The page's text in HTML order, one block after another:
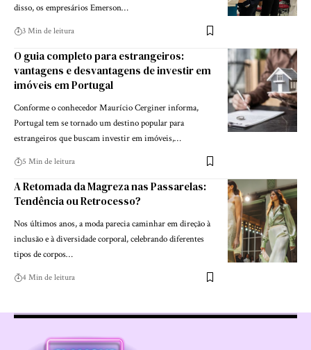
disso, os empresários Emerson…
3 Min de leitura
O guia completo para estrangeiros:
vantagens e desvantagens de investir em
imóveis em Portugal
Conforme o conhecedor Maurício Cerginer informa,
Portugal tem se tornado um destino popular para
estrangeiros que buscam investir em imóveis,…
5 Min de leitura
A Retomada da Magreza nas Passarelas:
Tendência ou Retrocesso?
Nos últimos anos, a moda parecia caminhar em direção à
inclusão e à diversidade corporal, celebrando diferentes
tipos de corpos…
4 Min de leitura